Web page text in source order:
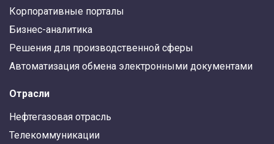
Корпоративные порталы
Бизнес-аналитика
Решения для производственной сферы
Автоматизация обмена электронными документами
Отрасли
Нефтегазовая отрасль
Телекоммуникации